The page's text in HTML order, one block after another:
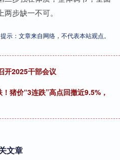
步缺一不可。
示：文章来自网络，不代表本站观点。
开2025干部会议
猪价“3连跌”高点回撤近9.5%，
文章